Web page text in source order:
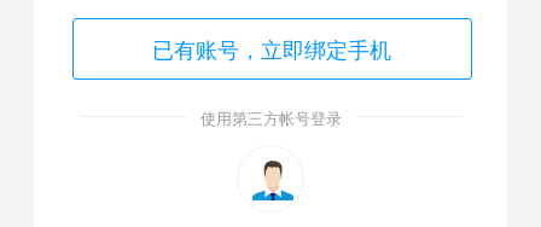
已有账号，立即绑定手机
使用第三方帐号登录